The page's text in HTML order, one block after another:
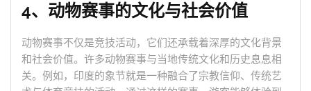
4、动物赛事的文化与社会价值
动物赛事不仅是竞技活动，它们还承载着深厚的文化背景
和社会价值。许多动物赛事与当地传统文化和历史息息相
关。例如，印度的象节就是一种融合了宗教信仰、传统艺